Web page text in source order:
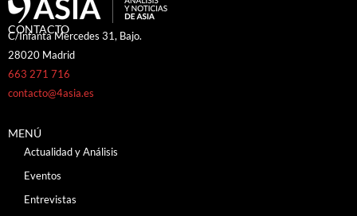
CONTACTO
C/Infanta Mercedes 31, Bajo.
28020 Madrid
663 271 716
contacto@4asia.es
MENÚ
Actualidad y Análisis
Eventos
Entrevistas